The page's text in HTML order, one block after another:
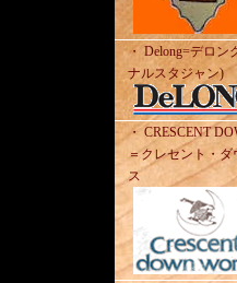
・ Delong=デロ
ナルスタジャン)
・ CRESCENT
＝クレセント・ダ
ス